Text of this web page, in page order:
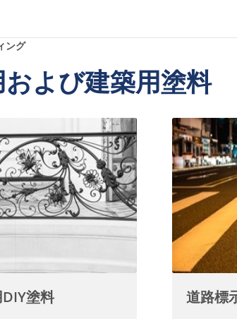
ング
よび建築用塗料
塗料 道路標